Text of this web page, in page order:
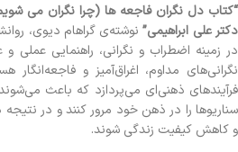
“کتاب دل نگران فاجعه ها (چرا نگران می
دکتر علی ابراهیمی”نوشته‌ی گراهام دیوی،
در زمینه اضطراب و نگرانی، راهنمایی عملی
نگرانی‌های مداوم، اغراق‌آمیز و
فرآیندهای ذهنی‌ای می‌پردازد که باعث
سناریوها را در ذهن خود مرور کنند و در
و کاهش کیفیت زندگی شوند.